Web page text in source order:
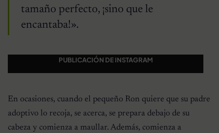
tamaño perfecto, ¡sino que le
encantaba!».
PUBLICACIÓN DE INSTAGRAM
En ocasiones, cuando el pequeño Ron quiere que su padre
adoptivo lo recoja, se acerca, se prepara debajo de su
cabeza y comienza a maullar. Además, comienza a